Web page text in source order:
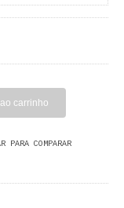
PARA COMPARAR